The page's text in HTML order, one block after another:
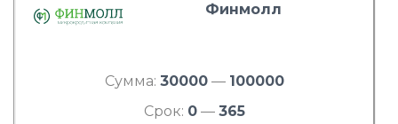
Финмолл
Сумма: 30000 — 100000
Срок: 0 — 365